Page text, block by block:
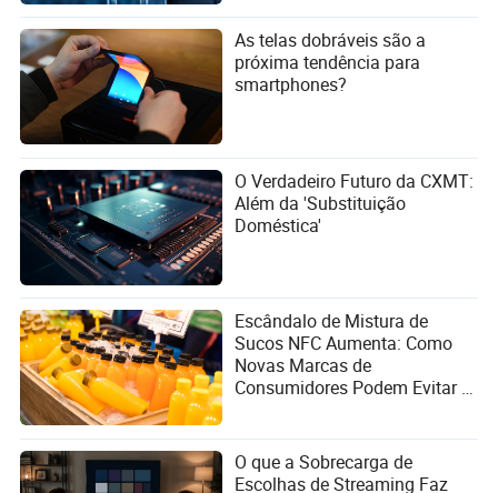
As telas dobráveis são a
próxima tendência para
smartphones?
O Verdadeiro Futuro da CXMT:
Além da 'Substituição
Doméstica'
Escândalo de Mistura de
Sucos NFC Aumenta: Como
Novas Marcas de
Consumidores Podem Evitar a
Conceitual?
O que a Sobrecarga de
Escolhas de Streaming Faz